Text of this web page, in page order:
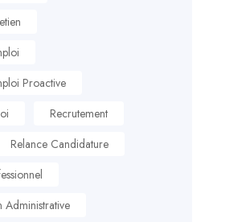
Proactive
Recrutement
Relance Candidature
Administrative